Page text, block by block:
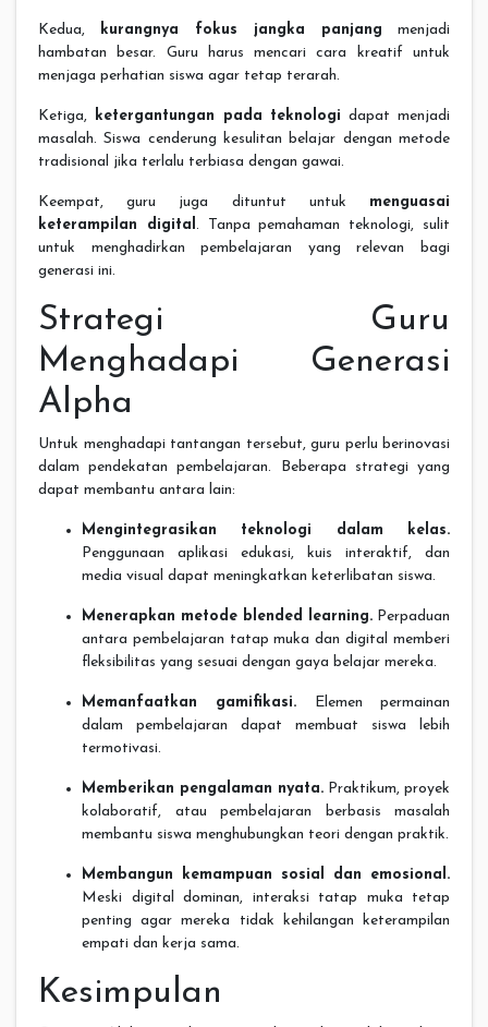
Kedua, kurangnya fokus jangka panjang menjadi
hambatan besar. Guru harus mencari cara kreatif untuk
menjaga perhatian siswa agar tetap terarah.
Ketiga, ketergantungan pada teknologi dapat menjadi
masalah. Siswa cenderung kesulitan belajar dengan metode
tradisional jika terlalu terbiasa dengan gawai.
Keempat, guru juga dituntut untuk menguasai
keterampilan digital. Tanpa pemahaman teknologi, sulit
untuk menghadirkan pembelajaran yang relevan bagi
generasi ini.
Strategi Guru
Menghadapi Generasi
Alpha
Untuk menghadapi tantangan tersebut, guru perlu berinovasi
dalam pendekatan pembelajaran. Beberapa strategi yang
dapat membantu antara lain:
Mengintegrasikan teknologi dalam kelas.
Penggunaan aplikasi edukasi, kuis interaktif, dan
media visual dapat meningkatkan keterlibatan siswa.
Menerapkan metode blended learning. Perpaduan
antara pembelajaran tatap muka dan digital memberi
fleksibilitas yang sesuai dengan gaya belajar mereka.
Memanfaatkan gamifikasi. Elemen permainan
dalam pembelajaran dapat membuat siswa lebih
termotivasi.
Memberikan pengalaman nyata. Praktikum, proyek
kolaboratif, atau pembelajaran berbasis masalah
membantu siswa menghubungkan teori dengan praktik.
Membangun kemampuan sosial dan emosional.
Meski digital dominan, interaksi tatap muka tetap
penting agar mereka tidak kehilangan keterampilan
empati dan kerja sama.
Kesimpulan